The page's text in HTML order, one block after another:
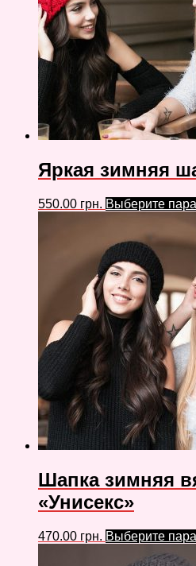
Яркая зимняя
550.00 грн. Выберите
Шапка зимняя
«Унисекс»
470.00 грн. Выберите